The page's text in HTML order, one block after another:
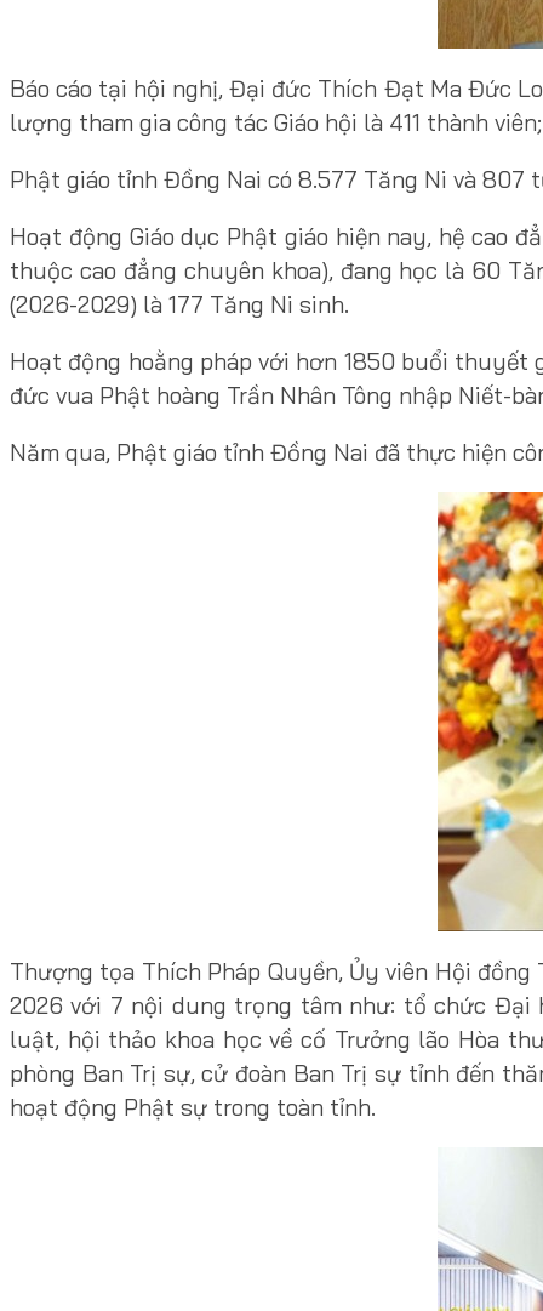
Báo cáo tại hội nghị, Đại đức Thích Đạt Ma Đức
lượng tham gia công tác Giáo hội là 411 thành
Phật giáo tỉnh Đồng Nai có 8.577 Tăng Ni và
Hoạt động Giáo dục Phật giáo hiện nay, hệ cao
thuộc cao đẳng chuyên khoa), đang học là 60
(2026-2029) là 177 Tăng Ni sinh.
Hoạt động hoằng pháp với hơn 1850 buổi
đức vua Phật hoàng Trần Nhân Tông nhập Niết-
Năm qua, Phật giáo tỉnh Đồng Nai đã thực hiện
Thượng tọa Thích Pháp Quyền, Ủy viên Hội
2026 với 7 nội dung trọng tâm như: tổ chức Đại
luật, hội thảo khoa học về cố Trưởng lão Hòa
phòng Ban Trị sự, cử đoàn Ban Trị sự tỉnh đến
hoạt động Phật sự trong toàn tỉnh.